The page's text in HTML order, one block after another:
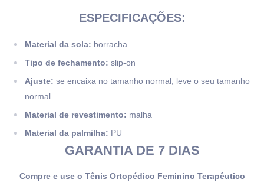
ESPECIFICAÇÕES:
Material da sola: borracha
Tipo de fechamento: slip-on
Ajuste: se encaixa no tamanho normal, leve o seu tamanho
normal
Material de revestimento: malha
Material da palmilha: PU
GARANTIA DE 7 DIAS
Compre e use o Tênis Ortopédico Feminino Terapêutico